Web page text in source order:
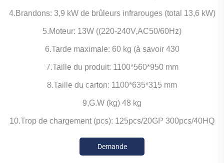
4.Brandons: 3,9 kW de brûleurs infrarouges (total 13,6 kW)
5.Moteur: 13W ((220-240V,AC50/60Hz)
6.Tarde maximale: 60 kg (à savoir 430
7.Taille du produit: 1100*560*950 mm
8.Taille du carton: 1100*635*315 mm
9,G.W (kg) 48 kg
10.Trop de chargement (pcs): 125pcs/20GP 300pcs/40HQ
Demande